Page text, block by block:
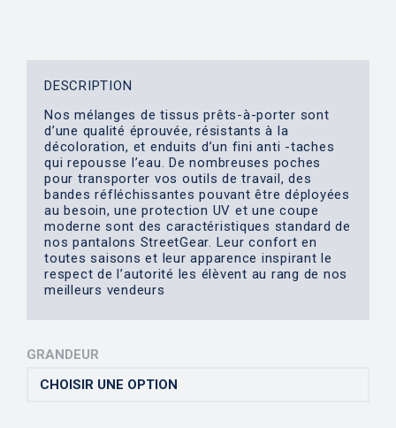
DESCRIPTION
Nos mélanges de tissus prêts-à-porter sont
d’une qualité éprouvée, résistants à la
décoloration, et enduits d’un fini anti -taches
qui repousse l’eau. De nombreuses poches
pour transporter vos outils de travail, des
bandes réfléchissantes pouvant être déployées
au besoin, une protection UV et une coupe
moderne sont des caractéristiques standard de
nos pantalons StreetGear. Leur confort en
toutes saisons et leur apparence inspirant le
respect de l’autorité les élèvent au rang de nos
meilleurs vendeurs
GRANDEUR